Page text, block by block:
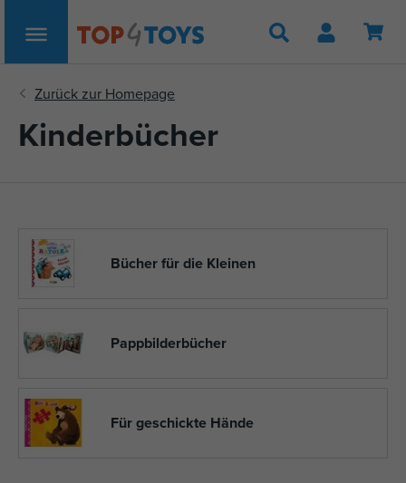
Suche
Kinderbücher
Bücher für die Kleinen
Pappbilderbücher
Für geschickte Hände